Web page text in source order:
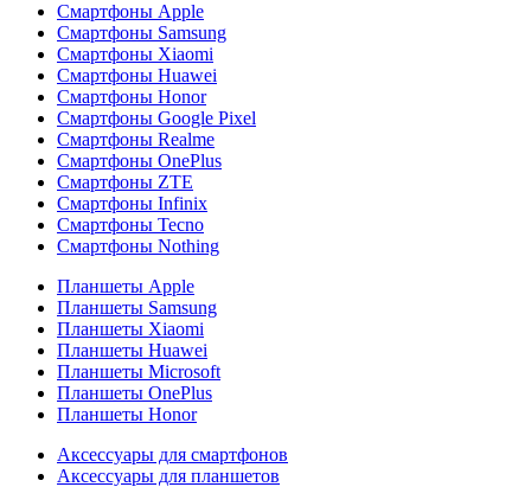
Смартфоны Apple
Смартфоны Samsung
Смартфоны Xiaomi
Смартфоны Huawei
Смартфоны Honor
Смартфоны Google Pixel
Смартфоны Realme
Смартфоны OnePlus
Смартфоны ZTE
Смартфоны Infinix
Смартфоны Tecno
Смартфоны Nothing
Планшеты Apple
Планшеты Samsung
Планшеты Xiaomi
Планшеты Huawei
Планшеты Microsoft
Планшеты OnePlus
Планшеты Honor
Аксессуары для смартфонов
Аксессуары для планшетов